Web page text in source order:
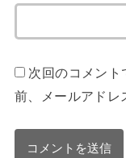
次回のコメント
前、メールアドレ